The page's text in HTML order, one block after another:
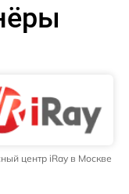
центр iRay в Москве